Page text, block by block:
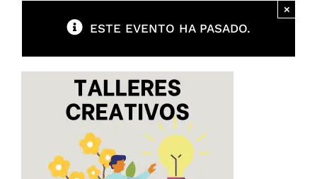
Galería
Emergencias
Contacto
ESTE EVENTO HA PASADO.
×